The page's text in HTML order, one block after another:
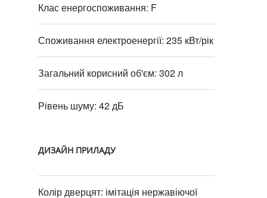
Клас енергоспоживання: F
Споживання електроенергії: 235 кВт/рік
Загальний корисний об'єм: 302 л
Рівень шуму: 42 дБ
ДИЗАЙН ПРИЛАДУ
Колір дверцят: імітація нержавіючої